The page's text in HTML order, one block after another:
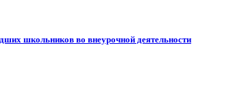
школьников во внеурочной деятельности